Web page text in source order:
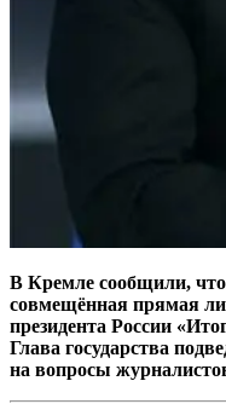
В Кремле сообщили, что
совмещённая прямая
президента России
Глава государства
на вопросы